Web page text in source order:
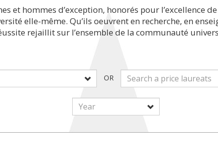
et hommes d’exception, honorés pour l’excellence
elle-même. Qu’ils oeuvrent en recherche, en
rejaillit sur l’ensemble de la communauté
OR